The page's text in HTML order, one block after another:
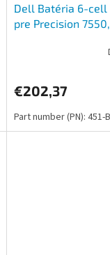
Dell Batéria 6-cell
pre Precision
€202,37
Part number (PN): 451-